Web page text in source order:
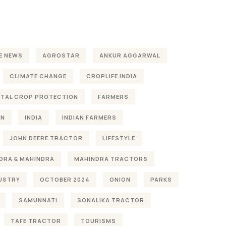
NEWS AGROSTAR ANKUR AGGARWAL
CLIMATE CHANGE CROPLIFE INDIA
CROP PROTECTION FARMERS
INDIA INDIAN FARMERS
JOHN DEERE TRACTOR LIFESTYLE
& MAHINDRA MAHINDRA TRACTORS
OCTOBER 2024 ONION PARKS
SAMUNNATI SONALIKA TRACTOR
TAFE TRACTOR TOURISMS